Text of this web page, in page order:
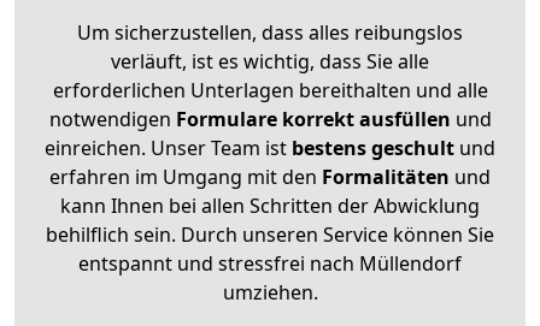
Um sicherzustellen, dass alles reibungslos
verläuft, ist es wichtig, dass Sie alle
erforderlichen Unterlagen bereithalten und alle
notwendigen Formulare korrekt ausfüllen und
einreichen. Unser Team ist bestens geschult und
erfahren im Umgang mit den Formalitäten und
kann Ihnen bei allen Schritten der Abwicklung
behilflich sein. Durch unseren Service können Sie
entspannt und stressfrei nach Müllendorf
umziehen.